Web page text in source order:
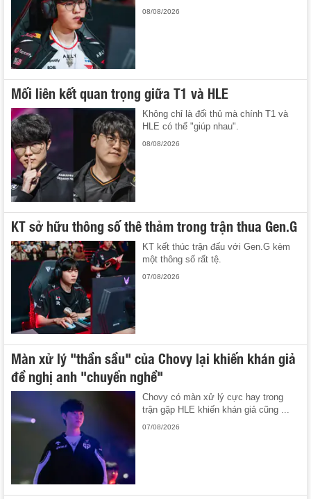
08/08/2026
Mối liên kết quan trọng giữa T1 và HLE
Không chỉ là đối thủ mà chính T1 và
HLE có thể "giúp nhau".
08/08/2026
KT sở hữu thông số thê thảm trong trận thua Gen.G
KT kết thúc trận đấu với Gen.G kèm
một thông số rất tệ.
07/08/2026
Màn xử lý "thần sầu" của Chovy lại khiến khán giả
đề nghị anh "chuyển nghề"
Chovy có màn xử lý cực hay trong
trận gặp HLE khiến khán giả cũng ...
07/08/2026